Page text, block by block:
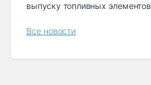
выпуску топливных элементов
Все новости